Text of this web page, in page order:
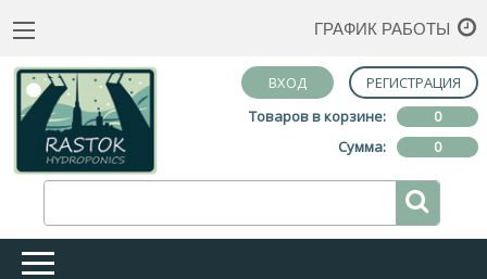
ГРАФИК РАБОТЫ
ВХОД
РЕГИСТРАЦИЯ
Товаров в корзине:
0
Сумма:
0